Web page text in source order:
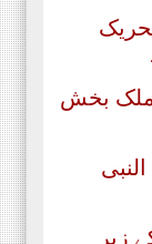
ملک بخش
زیر